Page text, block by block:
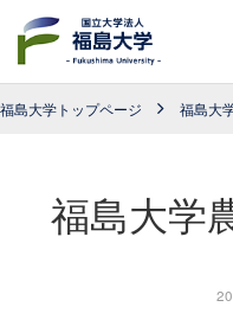
福島大学トップページ 福島大
福島大学